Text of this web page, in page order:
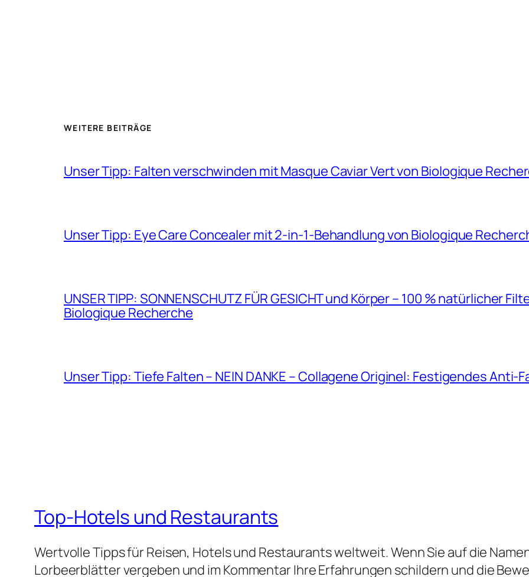
WEITERE BEITRÄGE
Unser Tipp: Falten verschwinden mit Masque Caviar Vert von Biologique
Unser Tipp: Eye Care Concealer mit 2-in-1-Behandlung von Biologique
UNSER TIPP: SONNENSCHUTZ FÜR GESICHT und Körper – 100 % natürlicher
Biologique Recherche
Unser Tipp: Tiefe Falten – NEIN DANKE – Collagene Originel: Festigendes Anti-
Top-Hotels und Restaurants
Wertvolle Tipps für Reisen, Hotels und Restaurants weltweit. Wenn Sie auf die
Lorbeerblätter vergeben und im Kommentar Ihre Erfahrungen schildern und die